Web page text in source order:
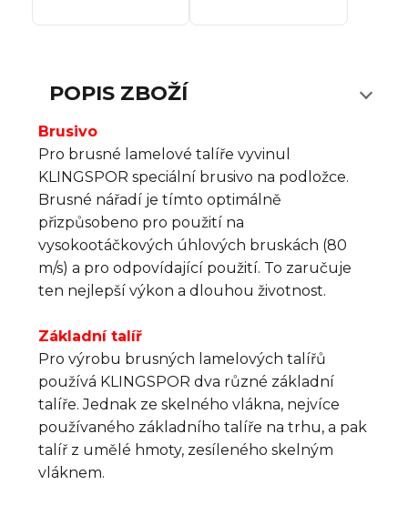
POPIS ZBOŽÍ
Brusivo
Pro brusné lamelové talíře vyvinul
KLINGSPOR speciální brusivo na podložce.
Brusné nářadí je tímto optimálně
přizpůsobeno pro použití na
vysokootáčkových úhlových bruskách (80
m/s) a pro odpovídající použití. To zaručuje
ten nejlepší výkon a dlouhou životnost.
Základní talíř
Pro výrobu brusných lamelových talířů
používá KLINGSPOR dva různé základní
talíře. Jednak ze skelného vlákna, nejvíce
používaného základního talíře na trhu, a pak
talíř z umělé hmoty, zesíleného skelným
vláknem.